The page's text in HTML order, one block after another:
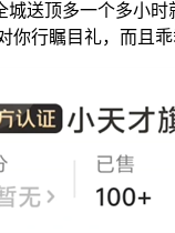
顶多一个多小时
你行瞩目礼，而且乖